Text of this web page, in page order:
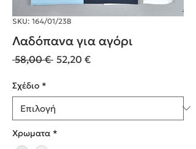
SKU: 164/01/23Β
Λαδόπανα για αγόρι
58,00 € Κανονική
52,20 €Τιμή
Σχέδιο *
Χρωματα *